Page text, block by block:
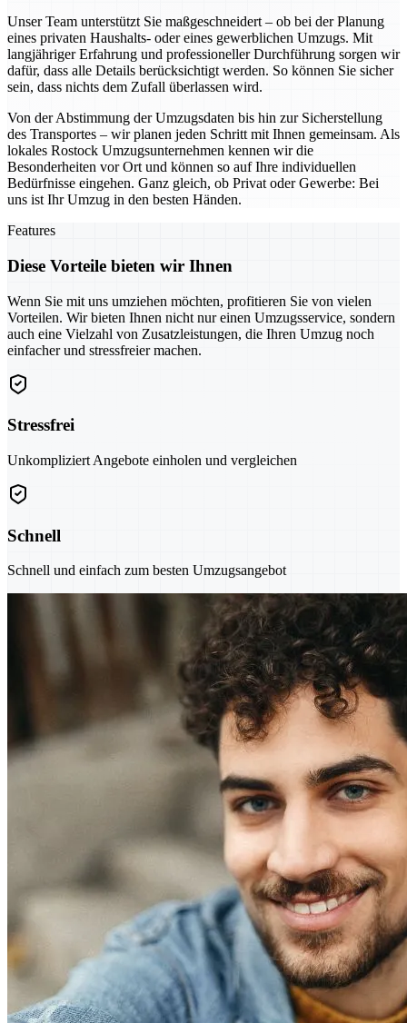
Unser Team unterstützt Sie maßgeschneidert – ob bei der Planung
eines privaten Haushalts- oder eines gewerblichen Umzugs. Mit
langjähriger Erfahrung und professioneller Durchführung sorgen wir
dafür, dass alle Details berücksichtigt werden. So können Sie sicher
sein, dass nichts dem Zufall überlassen wird.
Von der Abstimmung der Umzugsdaten bis hin zur Sicherstellung
des Transportes – wir planen jeden Schritt mit Ihnen gemeinsam. Als
lokales Rostock Umzugsunternehmen kennen wir die
Besonderheiten vor Ort und können so auf Ihre individuellen
Bedürfnisse eingehen. Ganz gleich, ob Privat oder Gewerbe: Bei
uns ist Ihr Umzug in den besten Händen.
Features
Diese Vorteile bieten wir Ihnen
Wenn Sie mit uns umziehen möchten, profitieren Sie von vielen
Vorteilen. Wir bieten Ihnen nicht nur einen Umzugsservice, sondern
auch eine Vielzahl von Zusatzleistungen, die Ihren Umzug noch
einfacher und stressfreier machen.
Stressfrei
Unkompliziert Angebote einholen und vergleichen
Schnell
Schnell und einfach zum besten Umzugsangebot